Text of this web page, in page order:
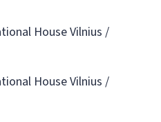
House Vilnius /
House Vilnius /